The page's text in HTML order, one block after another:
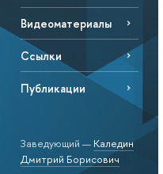
Видеоматериалы
Ссылки
Публикации
Заведующий — Каледин
Дмитрий Борисович